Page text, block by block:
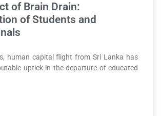
of Brain Drain:
of Students and
human capital flight from Sri Lanka has
uptick in the departure of educated